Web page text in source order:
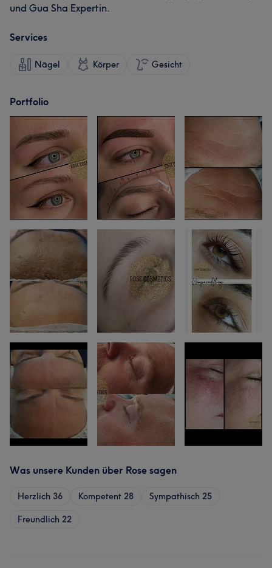
und Gua Sha Expertin.
Services
Nägel Körper Gesicht
Portfolio
Was unsere Kunden über Rose sagen
Herzlich 36 Kompetent 28 Sympathisch 25
Freundlich 22